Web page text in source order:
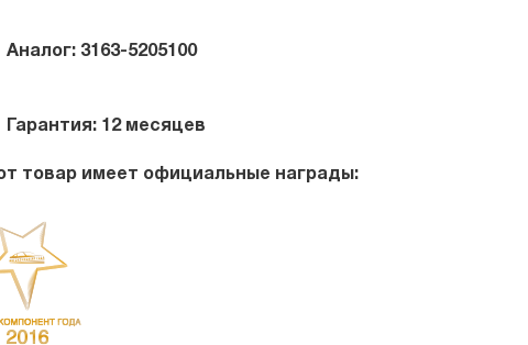
Аналог: 3163-5205100
Гарантия: 12 месяцев
товар имеет официальные награды: